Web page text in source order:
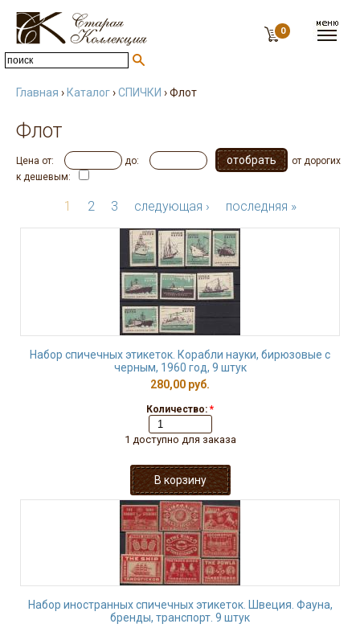
0
Главная › Каталог›СПИЧКИ › Флот
Флот
Цена от: до:
от дорогих
к дешевым:
1 2 3 следующая › последняя »
Набор спичечных этикеток. Корабли науки, бирюзовые с
черным, 1960 год, 9 штук
280,00 руб.
Количество: *
1 доступно для заказа
Набор иностранных спичечных этикеток. Швеция. Фауна,
бренды, транспорт. 9 штук